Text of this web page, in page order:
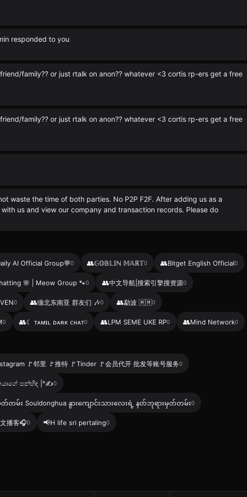
responded to you
family?? or just rtalk on anon?? whatever <3 cortis rp-ers get a free
family?? or just rtalk on anon?? whatever <3 cortis rp-ers get a free
waste the time of both parties. No P2P F2F. After adding us as a
us and view our company and transaction records. Please do
AI Official Group💬0 👥𝔾𝕆𝔹𝕃𝕀ℕ 𝕄𝔸ℝ𝕋0 👥Bitget English Official0
🌸 | Meow Group 🐾0 👥中文导航|搜索引擎搜资源0
0 👥缅北东南亚 群友们 🎶0 👥勐波 🇲🇲0
0 👥☾ ᴛᴀᴍɪʟ ᴅᴀʀᴋ ᴄʜᴀᴛ0 👥LPM SEME UKE RP0 👥Mind Network0
🚩邻里 🚩推特 🚩Tinder 🚩会员代开 批发等账号服务0
පන්හිඳ |°✍️0
တမ်း Souldonghua နွား‌ကျောင်းသားလေးရဲ့ နတ်ဘုရားမှတ်တမ်း0
播客🎧0 📢H life sri pertaling0